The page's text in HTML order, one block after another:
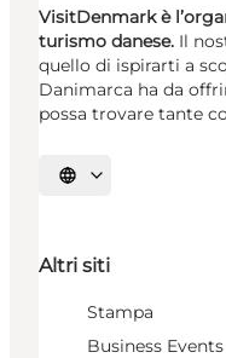
VisitDenmark è
turismo danese. Il
quello di ispirarti a
Danimarca ha da
possa trovare tante
Seleziona la lingua
Altri siti
Stampa
Business Events